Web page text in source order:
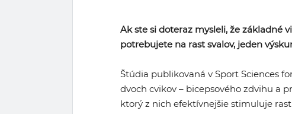
Ak ste si doteraz mysleli, že základné
potrebujete na rast svalov, jeden
Štúdia publikovaná v Sport Sciences
dvoch cvikov – bicepsového zdvihu a
ktorý z nich efektívnejšie stimuluje